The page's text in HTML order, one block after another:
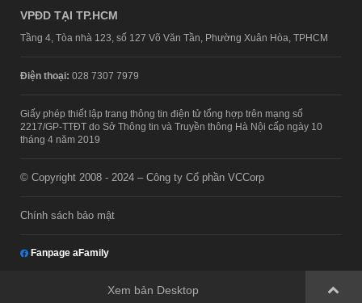
VPĐD TẠI TP.HCM
Tầng 4, Tòa nhà 123, số 127 Võ Văn Tần, Phường Xuân Hòa, TPHCM
Điện thoại: 028 7307 7979
Giấy phép thiết lập trang thông tin điện tử tổng hợp trên mạng số
2217/GP-TTĐT do Sở Thông tin và Truyền thông Hà Nội cấp ngày 10
tháng 4 năm 2019
© Copyright 2008 - 2024 – Công ty Cổ phần VCCorp
Chính sách bảo mật
Fanpage aFamily
Xem bản Desktop